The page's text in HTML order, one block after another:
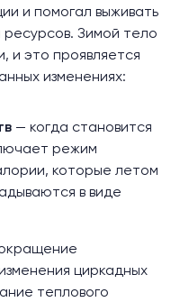
и помогал выживать
ресурсов. Зимой тело
и это проявляется
изменениях:
— когда становится
режим
которые летом
в виде
циркадных
теплового